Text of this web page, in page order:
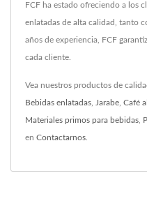
FCF ha estado ofreciendo a los
enlatadas de alta calidad, tanto
años de experiencia, FCF
cada cliente.
Vea nuestros productos de
Bebidas enlatadas, Jarabe, Café
Materiales primos para bebidas,
en Contactarnos.